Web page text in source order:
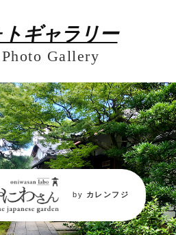
ギャラリー
Gallery
by カレンフジ